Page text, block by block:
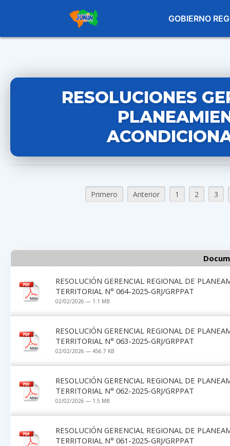
GOBIERNO
RESOLUCIONES
Primero Anterior 1 2 3
RESOLUCIÓN GERENCIAL REGIONAL DE
TERRITORIAL N° 064-2025-GRJ/GRPPAT
02/02/2026 — 1.1 MB
RESOLUCIÓN GERENCIAL REGIONAL DE
TERRITORIAL N° 063-2025-GRJ/GRPPAT
02/02/2026 — 456.7 KB
RESOLUCIÓN GERENCIAL REGIONAL DE
TERRITORIAL N° 062-2025-GRJ/GRPPAT
02/02/2026 — 1.5 MB
RESOLUCIÓN GERENCIAL REGIONAL DE
TERRITORIAL N° 061-2025-GRJ/GRPPAT